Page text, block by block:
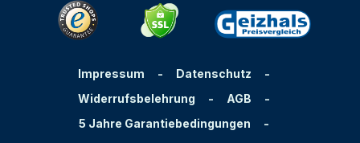
Impressum - Datenschutz
-
Widerrufsbelehrung
- AGB
-
5 Jahre Garantiebedingungen
-